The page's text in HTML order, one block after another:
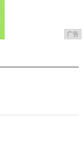
广告